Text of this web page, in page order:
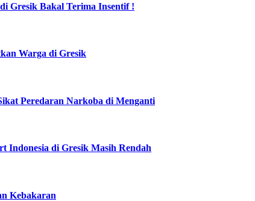
Gresik Bakal Terima Insentif !
Warga di Gresik
Peredaran Narkoba di Menganti
Indonesia di Gresik Masih Rendah
Kebakaran